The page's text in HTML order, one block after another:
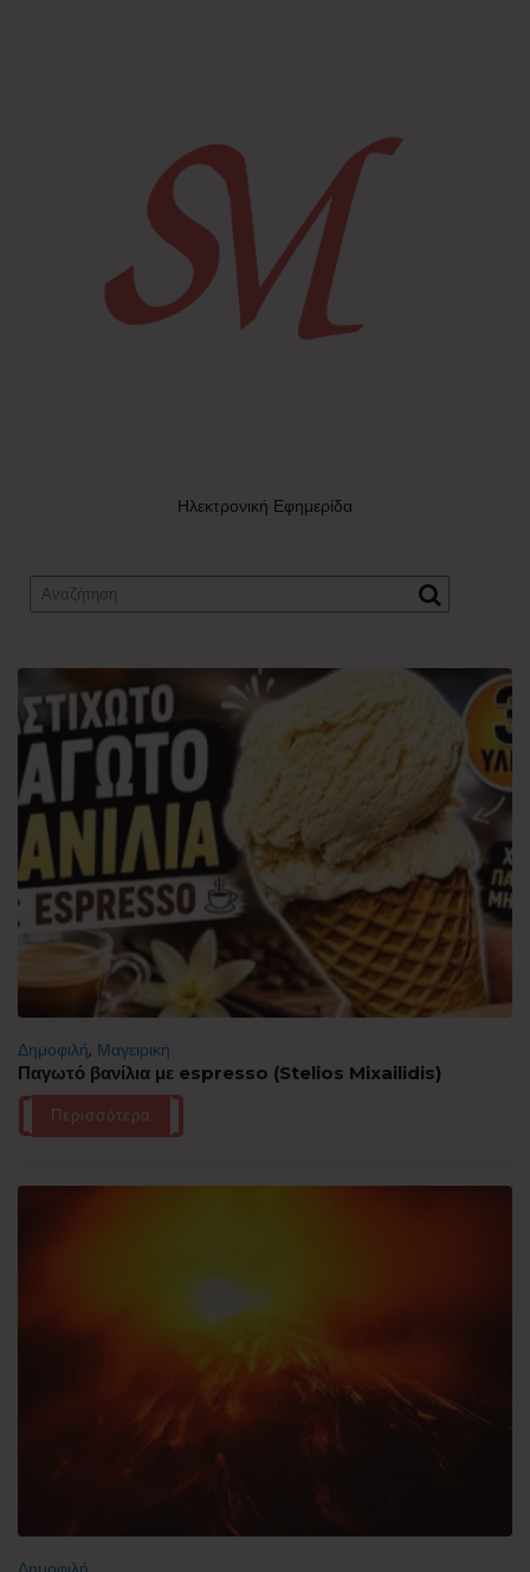
Ηλεκτρονική Εφημερίδα
Δημοφιλή, Μαγειρική
Παγωτό βανίλια με espresso (Stelios Mixailidis)
Περισσότερα